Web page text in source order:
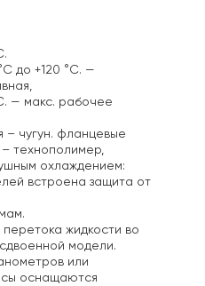
до +120 °C. —
— макс. рабочее
– чугун. фланцевые
технополимер,
охлаждением:
встроена защита от
жидкости во
модели.
или
оснащаются